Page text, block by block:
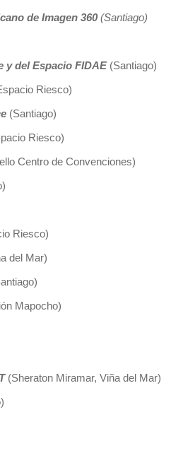
de Imagen 360(Santiago)
y del Espacio FIDAE(Santiago)
Riesco)
(Santiago)
Riesco)
Centro de Convenciones)
Riesco)
del Mar)
Mapocho)
(Sheraton Miramar, Viña del Mar)